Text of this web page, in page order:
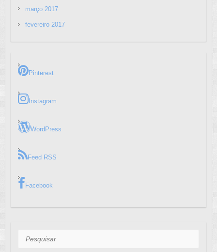
março 2017
fevereiro 2017
Pinterest
Instagram
WordPress
Feed RSS
Facebook
Pesquisar